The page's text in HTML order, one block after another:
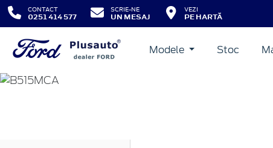
CONTACT
0251 414 577
SCRIE-NE
UN MESAJ
VEZI
PE HARTĂ
Modele Stoc
ECOSPORT